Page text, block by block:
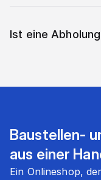
Ist eine
Baustellen-
aus einer
Ein Onlineshop,